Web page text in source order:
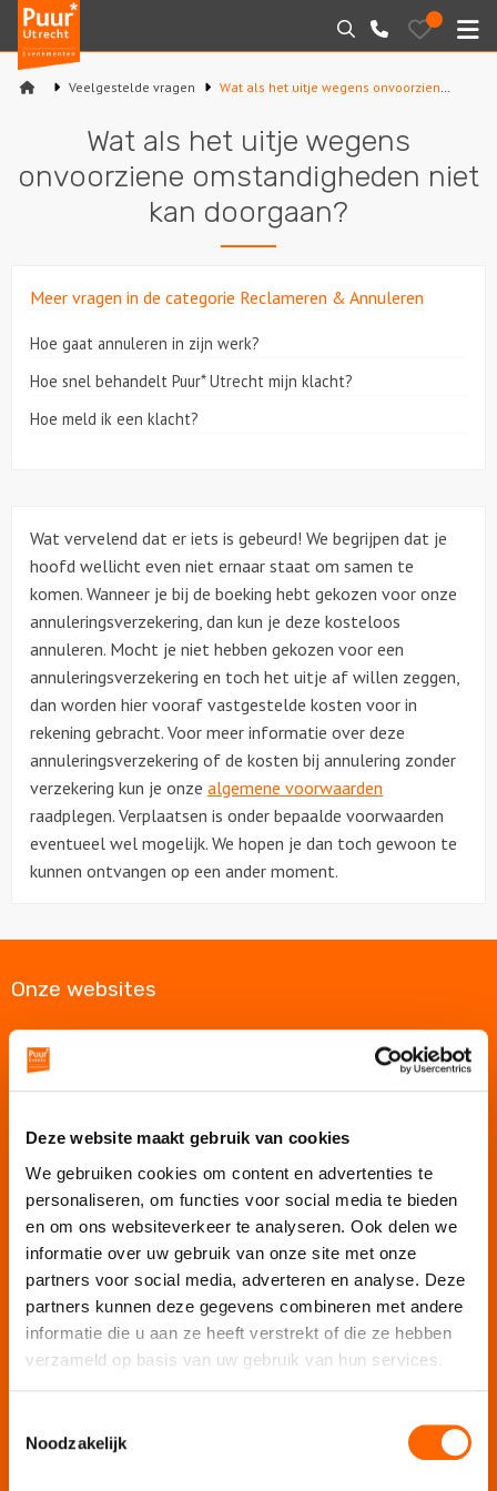
Deze website maakt gebruik van cookies
We gebruiken cookies om content en advertenties te
personaliseren, om functies voor social media te bieden
en om ons websiteverkeer te analyseren. Ook delen we
informatie over uw gebruik van onze site met onze
partners voor social media, adverteren en analyse. Deze
partners kunnen deze gegevens combineren met andere
informatie die u aan ze heeft verstrekt of die ze hebben
verzameld op basis van uw gebruik van hun services.
Noodzakelijk
Puur*
Utrecht
bedrijfsuitjes
Zoeken
030-
2145099
Bewaarde
uitjes
Arrangementen
Varen
Rondleidingen
Veelgestelde vragen Wat als het uitje wegens onvoorziene omstandigheden niet kan doorgaan?
Wat als het uitje wegens
onvoorziene omstandigheden niet
kan doorgaan?
Meer vragen in de categorie Reclameren & Annuleren
Hoe gaat annuleren in zijn werk?
Hoe snel behandelt Puur* Utrecht mijn klacht?
Hoe meld ik een klacht?
Wat vervelend dat er iets is gebeurd! We begrijpen dat je
hoofd wellicht even niet ernaar staat om samen te
komen. Wanneer je bij de boeking hebt gekozen voor onze
annuleringsverzekering, dan kun je deze kosteloos
annuleren. Mocht je niet hebben gekozen voor een
annuleringsverzekering en toch het uitje af willen zeggen,
dan worden hier vooraf vastgestelde kosten voor in
rekening gebracht. Voor meer informatie over deze
annuleringsverzekering of de kosten bij annulering zonder
verzekering kun je onze algemene voorwaarden
raadplegen. Verplaatsen is onder bepaalde voorwaarden
eventueel wel mogelijk. We hopen je dan toch gewoon te
kunnen ontvangen op een ander moment.
Onze websites
Puur Events
Puur Feesten
Puur Uitjes
Puur Rotterdam
Puur Den Haag
Puur Haarlem
Escape Room Mysterium
Vergaderlocatie De Grote Werf
Vergaderlocatie Rotterdam View
Vergaderlocatie Dak van Amsterdam